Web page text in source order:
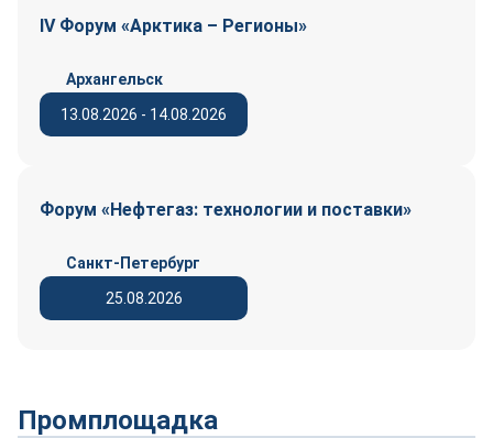
IV Форум «Арктика – Регионы»
13.08.2026 - 14.08.2026
Архангельск
Форум «Нефтегаз: технологии и поставки»
25.08.2026
Санкт-Петербург
Промплощадка